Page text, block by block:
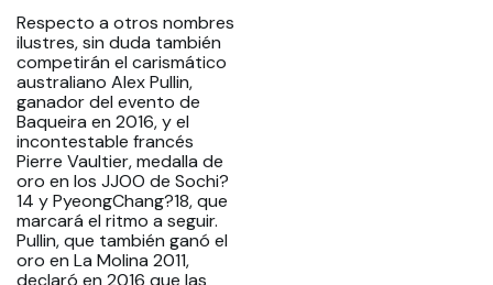
Respecto a otros nombres
ilustres, sin duda también
competirán el carismático
australiano Alex Pullin,
ganador del evento de
Baqueira en 2016, y el
incontestable francés
Pierre Vaultier, medalla de
oro en los JJOO de Sochi?
14 y PyeongChang?18, que
marcará el ritmo a seguir.
Pullin, que también ganó el
oro en La Molina 2011,
declaró en 2016 que las